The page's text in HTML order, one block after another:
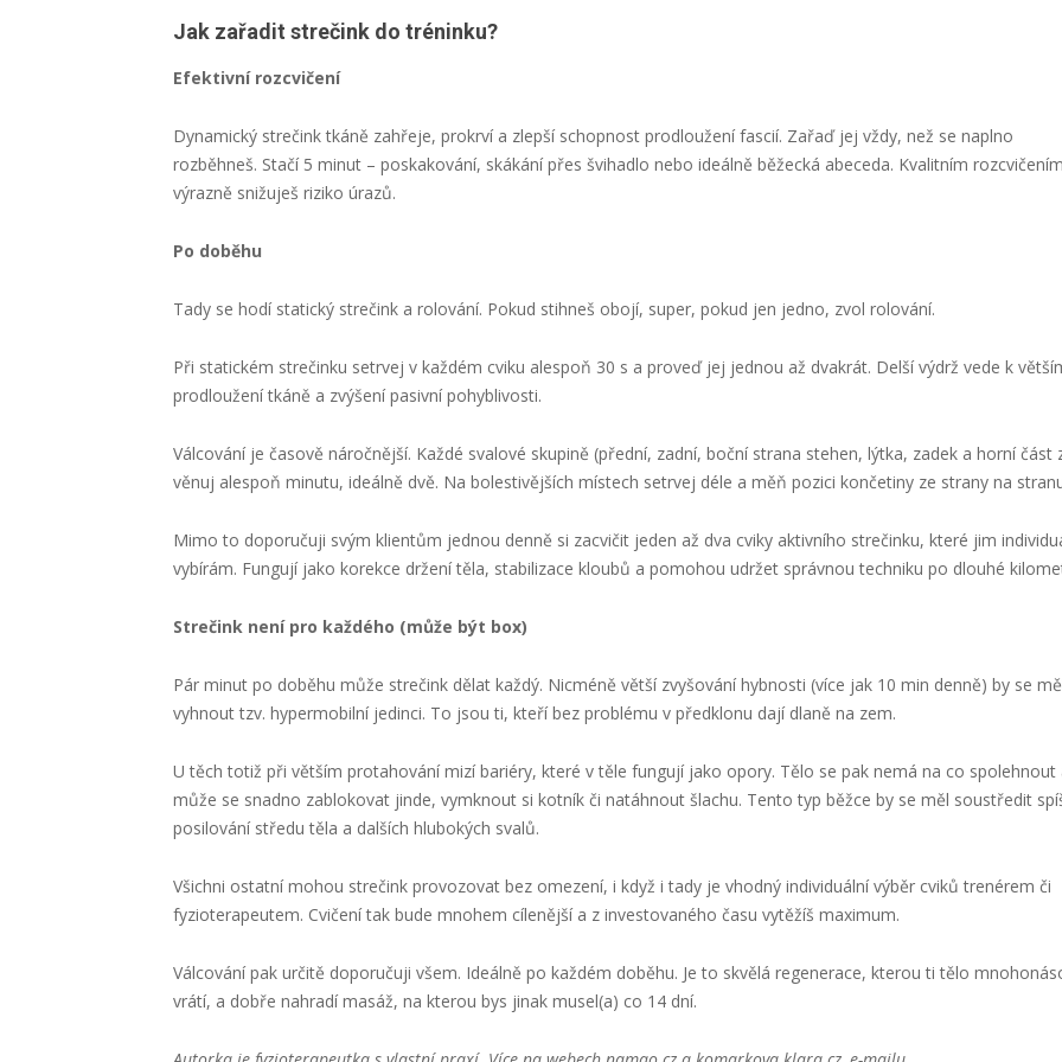
Jak zařadit strečink do tréninku?
Efektivní rozcvičení
Dynamický strečink tkáně zahřeje, prokrví a zlepší schopnost prodloužení fascií. Zařaď jej vždy, než se naplno
rozběhneš. Stačí 5 minut – poskakování, skákání přes švihadlo nebo ideálně běžecká abeceda. Kvalitním rozcvičením
výrazně snižuješ riziko úrazů.
Po doběhu
Tady se hodí statický strečink a rolování. Pokud stihneš obojí, super, pokud jen jedno, zvol rolování.
Při statickém strečinku setrvej v každém cviku alespoň 30 s a proveď jej jednou až dvakrát. Delší výdrž vede k
prodloužení tkáně a zvýšení pasivní pohyblivosti.
Válcování je časově náročnější. Každé svalové skupině (přední, zadní, boční strana stehen, lýtka, zadek a horní část
věnuj alespoň minutu, ideálně dvě. Na bolestivějších místech setrvej déle a měň pozici končetiny ze strany na
Mimo to doporučuji svým klientům jednou denně si zacvičit jeden až dva cviky aktivního strečinku, které jim
vybírám. Fungují jako korekce držení těla, stabilizace kloubů a pomohou udržet správnou techniku po dlouhé
Strečink není pro každého (může být box)
Pár minut po doběhu může strečink dělat každý. Nicméně větší zvyšování hybnosti (více jak 10 min denně) by se
vyhnout tzv. hypermobilní jedinci. To jsou ti, kteří bez problému v předklonu dají dlaně na zem.
U těch totiž při větším protahování mizí bariéry, které v těle fungují jako opory. Tělo se pak nemá na co spolehnout
může se snadno zablokovat jinde, vymknout si kotník či natáhnout šlachu. Tento typ běžce by se měl soustředit
posilování středu těla a dalších hlubokých svalů.
Všichni ostatní mohou strečink provozovat bez omezení, i když i tady je vhodný individuální výběr cviků trenérem či
fyzioterapeutem. Cvičení tak bude mnohem cílenější a z investovaného času vytěžíš maximum.
Válcování pak určitě doporučuji všem. Ideálně po každém doběhu. Je to skvělá regenerace, kterou ti tělo
vrátí, a dobře nahradí masáž, na kterou bys jinak musel(a) co 14 dní.